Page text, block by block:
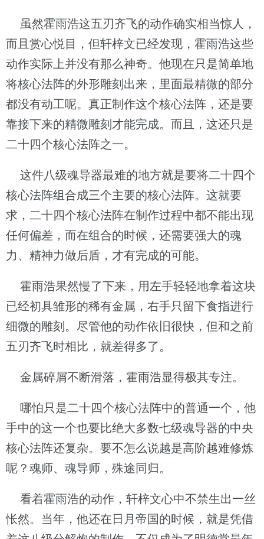
虽然霍雨浩这五刃齐飞的动作确实相当惊人，
而且赏心悦目，但轩梓文已经发现，霍雨浩这些
动作实际上并没有那么神奇。他现在只是简单地
将核心法阵的外形雕刻出来，里面最精微的部分
都没有动工呢。真正制作这个核心法阵，还是要
靠接下来的精微雕刻才能完成。而且，这还只是
二十四个核心法阵之一。
这件八级魂导器最难的地方就是要将二十四个
核心法阵组合成三个主要的核心法阵。这就要
求，二十四个核心法阵在制作过程中都不能出现
任何偏差，而在组合的时候，还需要强大的魂
力、精神力做后盾，才有完成的可能。
霍雨浩果然慢了下来，用左手轻轻地拿着这块
已经初具雏形的稀有金属，右手只留下食指进行
细微的雕刻。尽管他的动作依旧很快，但和之前
五刃齐飞时相比，就差得多了。
金属碎屑不断滑落，霍雨浩显得极其专注。
哪怕只是二十四个核心法阵中的普通一个，他
手中的这一个也要比绝大多数七级魂导器的中央
核心法阵还复杂。要不怎么说越是高阶越难修炼
呢？魂师、魂导师，殊途同归。
看着霍雨浩的动作，轩梓文心中不禁生出一丝
怅然。当年，他还在日月帝国的时候，就是凭借